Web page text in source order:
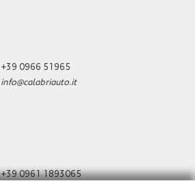
+39 0966 51965
info@calabriauto.it
+39 0961 1893065